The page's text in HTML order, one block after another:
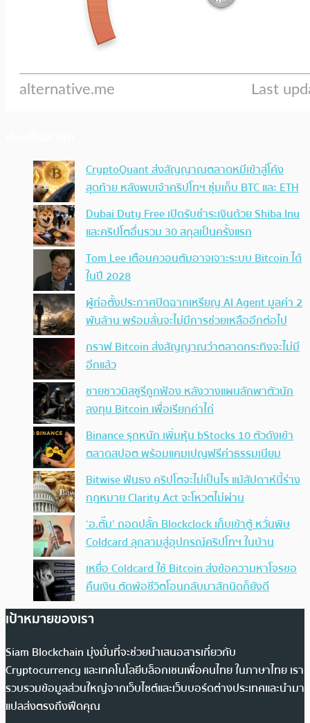
CryptoQuant ส่งสัญญาณตลาดหมีเข้าสู่โค้ง
สุดท้าย หลังพบเจ้าคริปโทฯ ซุ่มเก็บ BTC และ ETH
Dubai Duty Free เปิดรับชำระเงินด้วย Shiba Inu
และคริปโตอื่นรวม 30 สกุลเป็นครั้งแรก
Tom Lee เตือนควอนตัมอาจเจาะระบบ Bitcoin ได้
ในปี 2028
ผู้ก่อตั้งประกาศปิดฉากเหรียญ AI Agent มูลค่า 2
พันล้าน พร้อมลั่นจะไม่มีการช่วยเหลืออีกต่อไป
กราฟ Bitcoin ส่งสัญญาณว่าตลาดกระทิงจะไม่มี
อีกแล้ว
ชายชาวมิสซูรีถูกฟ้อง หลังวางแผนลักพาตัวนัก
ลงทุน Bitcoin เพื่อเรียกค่าไถ่
Binance รุกหนัก เพิ่มหุ้น bStocks 10 ตัวดังเข้า
ตลาดสปอต พร้อมแคมเปญฟรีค่าธรรมเนียม
Bitwise ฟันธง คริปโตจะไม่เป็นไร แม้สัปดาห์นี้ร่าง
กฎหมาย Clarity Act จะโหวตไม่ผ่าน
‘อ.ตั๊ม’ ถอดปลั้ก Blockclock เก็บเข้าตู้ หวั่นพิษ
Coldcard ลุกลามสู่อุปกรณ์คริปโทฯ ในบ้าน
เหยื่อ Coldcard ใช้ Bitcoin ส่งข้อความหาโจรขอ
คืนเงิน ตัดพ้อชีวิตโอนกลับมาสักนิดก็ยังดี
เป้าหมายของเรา
Siam Blockchain มุ่งมั่นที่จะช่วยนำเสนอสารเกี่ยวกับ
Cryptocurrency และเทคโนโลยีบล็อกเชนเพื่อคนไทย ในภาษาไทย เรา
รวบรวมข้อมูลส่วนใหญ่จากเว็บไซต์และเว็บบอร์ดต่างประเทศและนำมา
แปลส่งตรงถึงฟีดคุณ